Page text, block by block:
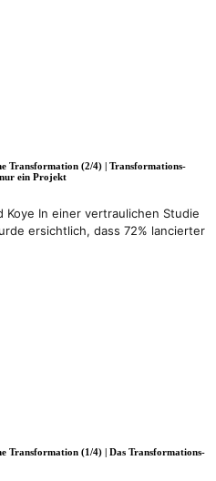
Transformation (2/4) | Transformations-
ein Projekt
Koye In einer vertraulichen Studie
ersichtlich, dass 72% lancierter
Transformation (1/4) | Das Transformations-